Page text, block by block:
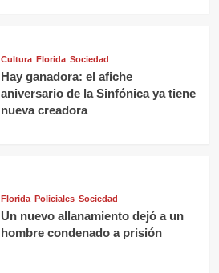
Cultura Florida Sociedad
Hay ganadora: el afiche
aniversario de la Sinfónica ya tiene
nueva creadora
Florida Policiales Sociedad
Un nuevo allanamiento dejó a un
hombre condenado a prisión